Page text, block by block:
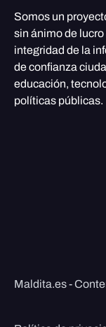
Somos un
sin ánimo de
integridad de la
de confianza
educación,
políticas públicas.
Maldita.es -